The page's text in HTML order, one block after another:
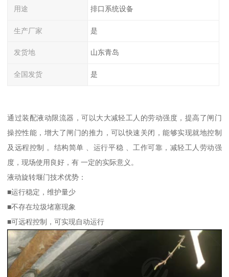
用途 排口系统设备
生产厂家 是
发货地 山东青岛
全国发货 是
通过装配液动限流器，可以大大减轻工人的劳动强度，提高了闸门
操控性能，增大了闸门的推力，可以快速关闭，能够实现就地控制
及远程控制 。结构简单 、运行平稳 、工作可靠，减轻工人劳动强
度，现场使用良好，有 一定的实际意义。
液动旋转堰门技术优势：
■运行稳定，维护量少
■不存在垃圾堵塞现象
■可远程控制，可实现自动运行